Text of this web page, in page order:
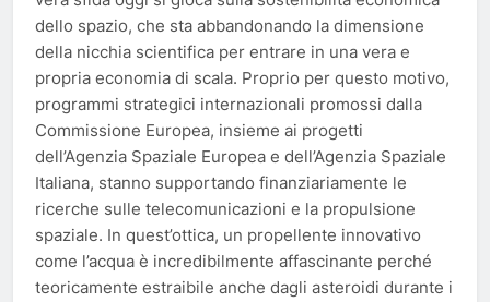
dello spazio, che sta abbandonando la dimensione
della nicchia scientifica per entrare in una vera e
propria economia di scala. Proprio per questo motivo,
programmi strategici internazionali promossi dalla
Commissione Europea, insieme ai progetti
dell’Agenzia Spaziale Europea e dell’Agenzia Spaziale
Italiana, stanno supportando finanziariamente le
ricerche sulle telecomunicazioni e la propulsione
spaziale. In quest’ottica, un propellente innovativo
come l’acqua è incredibilmente affascinante perché
teoricamente estraibile anche dagli asteroidi durante i